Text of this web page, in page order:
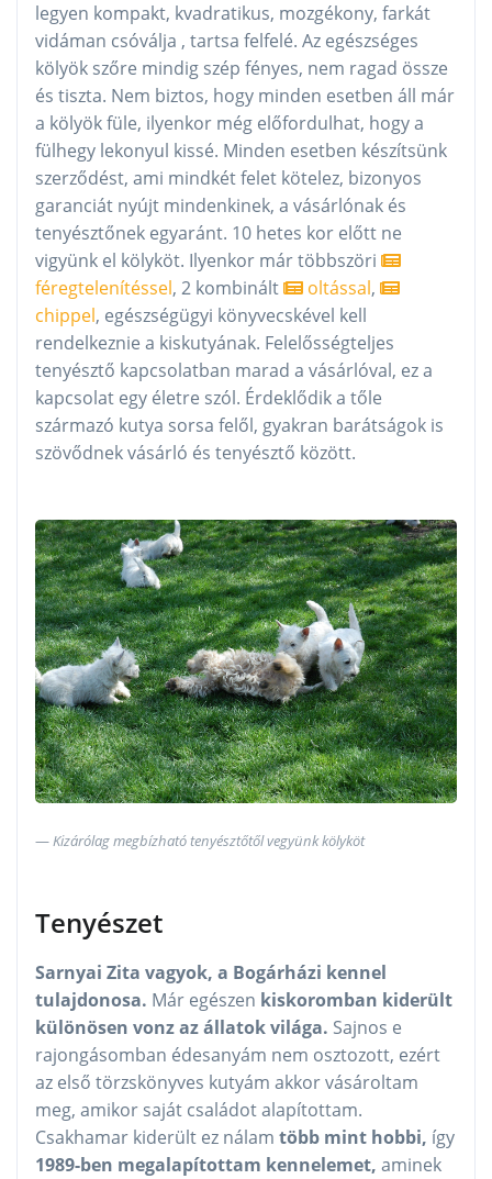
legyen kompakt, kvadratikus, mozgékony, farkát
vidáman csóválja , tartsa felfelé. Az egészséges
kölyök szőre mindig szép fényes, nem ragad össze
és tiszta. Nem biztos, hogy minden esetben áll már
a kölyök füle, ilyenkor még előfordulhat, hogy a
fülhegy lekonyul kissé. Minden esetben készítsünk
szerződést, ami mindkét felet kötelez, bizonyos
garanciát nyújt mindenkinek, a vásárlónak és
tenyésztőnek egyaránt. 10 hetes kor előtt ne
vigyünk el kölyköt. Ilyenkor már többszöri
féregtelenítéssel, 2 kombinált oltással,
chippel, egészségügyi könyvecskével kell
rendelkeznie a kiskutyának. Felelősségteljes
tenyésztő kapcsolatban marad a vásárlóval, ez a
kapcsolat egy életre szól. Érdeklődik a tőle
származó kutya sorsa felől, gyakran barátságok is
szövődnek vásárló és tenyésztő között.
Kizárólag megbízható tenyésztőtől vegyünk kölyköt
Tenyészet
Sarnyai Zita vagyok, a Bogárházi kennel
tulajdonosa. Már egészen kiskoromban kiderült
különösen vonz az állatok világa. Sajnos e
rajongásomban édesanyám nem osztozott, ezért
az első törzskönyves kutyám akkor vásároltam
meg, amikor saját családot alapítottam.
Csakhamar kiderült ez nálam több mint hobbi, így
1989-ben megalapítottam kennelemet, aminek